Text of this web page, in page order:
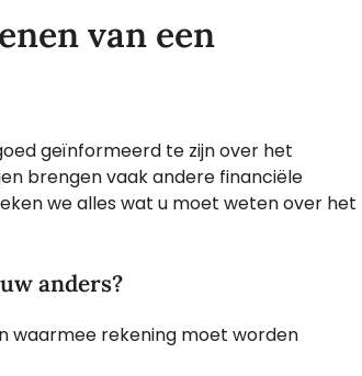
van een
geïnformeerd te zijn over het
brengen vaak andere financiële
we alles wat u moet weten over het
anders?
waarmee rekening moet worden